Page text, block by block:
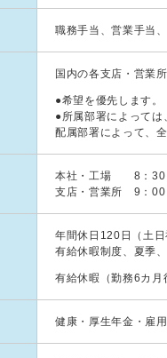
職務手当、営業手当
国内の各支店・営業
●希望を優先します。
●所属部署によって
配属部署によって、
本社・工場 8：30
支店・営業所 9：00
年間休日120日（土
有給休暇制度、夏季
有給休暇（勤務6カ
健康・厚生年金・雇